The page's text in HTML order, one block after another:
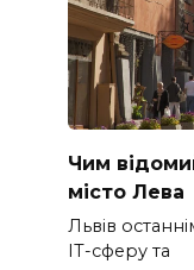
Чим
місто Лева
Львів
ІТ-сферу та